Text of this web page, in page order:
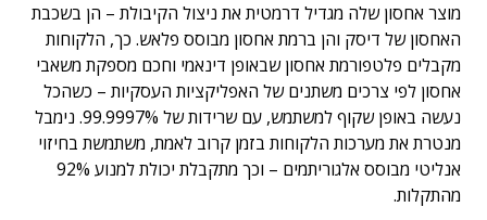
מוצר אחסון שלה מגדיל דרמטית את ניצול הקיבולת – הן בשכבת
האחסון של דיסק והן ברמת אחסון מבוסס פלאש. כך, הלקוחות
מקבלים פלטפורמת אחסון שבאופן דינאמי וחכם מספקת משאבי
אחסון לפי צרכים משתנים של האפליקציות העסקיות – כשהכל
נעשה באופן שקוף למשתמש, עם שרידות של 99.9997%. נימבל
מנטרת את מערכות הלקוחות בזמן קרוב לאמת, משתמשת בחיזוי
אנליטי מבוסס אלגוריתמים – וכך מתקבלת יכולת למנוע 92%
מהתקלות.